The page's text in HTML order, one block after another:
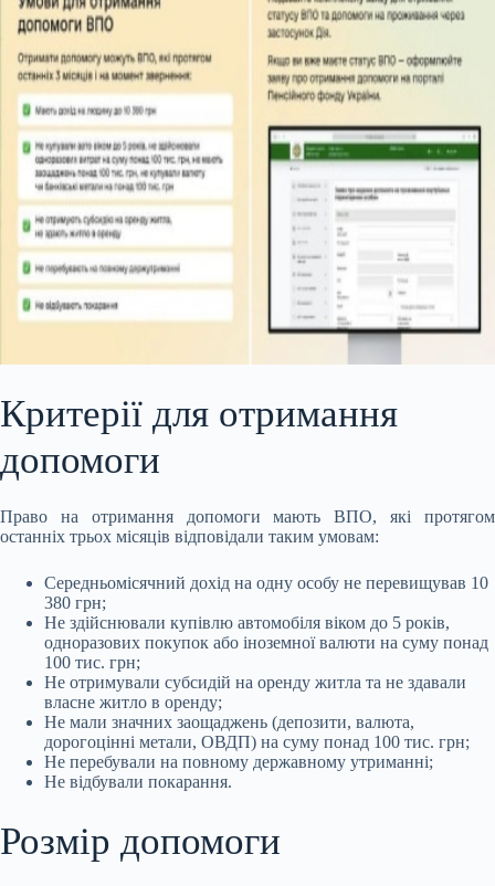
Критерії для отримання
допомоги
Право на отримання допомоги мають ВПО, які протягом
останніх трьох місяців відповідали таким умовам:
Середньомісячний дохід на одну особу не перевищував 10
380 грн;
Не здійснювали купівлю автомобіля віком до 5 років,
одноразових покупок або іноземної валюти на суму понад
100 тис. грн;
Не отримували субсидій на оренду житла та не здавали
власне житло в оренду;
Не мали значних заощаджень (депозити, валюта,
дорогоцінні метали, ОВДП) на суму понад 100 тис. грн;
Не перебували на повному державному утриманні;
Не відбували покарання.
Розмір допомоги